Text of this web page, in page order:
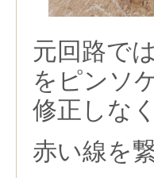
元回路で
をピンソ
修正しな
赤い線を